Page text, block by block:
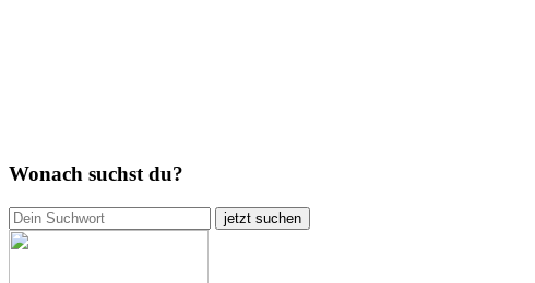
Wonach suchst du?
jetzt suchen